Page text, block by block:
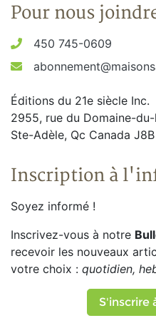
Pour nous
450 745-0609
Éditions du 21e siècle Inc.
2955, rue du Domaine-
Ste-Adèle, Qc Canada
Inscription à
Soyez informé !
Inscrivez-vous à notre
recevoir les nouveaux
votre choix : quotidien,
S'inscrire